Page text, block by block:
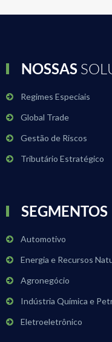
NOSSAS
Regimes Especiais
Global Trade
Gestão de Riscos
Tributário Estratégico
SEGMENTOS
Automotivo
Energia e Recursos
Agronegócio
Indústria Química e
Eletroeletrônico